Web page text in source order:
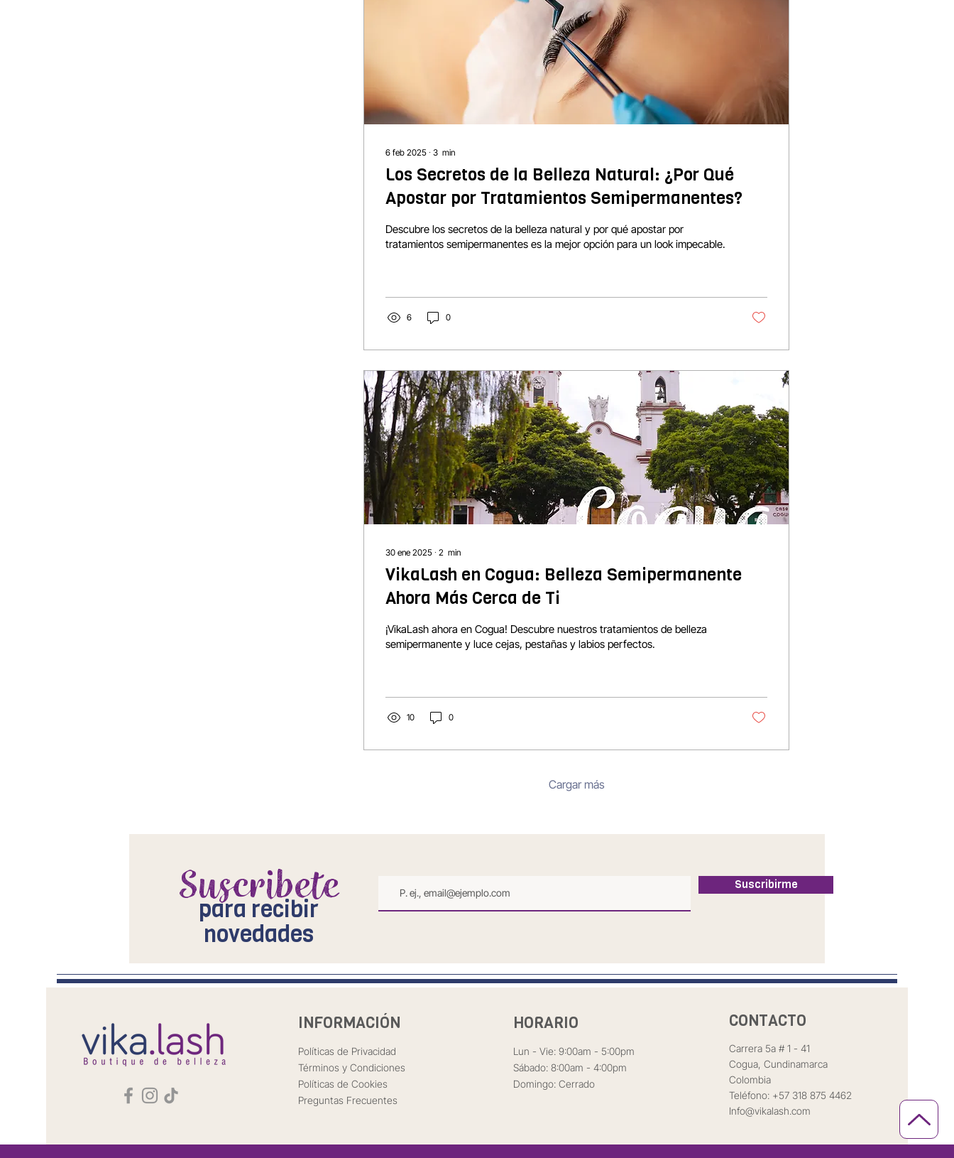
6 feb 2025 ∙ 3 min
Los Secretos de la Belleza Natural: ¿Por Qué
Apostar por Tratamientos Semipermanentes?
Descubre los secretos de la belleza natural y por qué apostar por
tratamientos semipermanentes es la mejor opción para un look impecable.
6 0
30 ene 2025 ∙ 2 min
VikaLash en Cogua: Belleza Semipermanente
Ahora Más Cerca de Ti
¡VikaLash ahora en Cogua! Descubre nuestros tratamientos de belleza
semipermanente y luce cejas, pestañas y labios perfectos.
10 0
Cargar más
Suscribete
para recibir
novedades
Suscribirme
INFORMACIÓN
Políticas de Privacidad
Términos y Condiciones
Políticas de Cookies
Preguntas Frecuentes
HORARIO
Lun - Vie: 9:00am - 5:00pm
Sábado: 8:00am - 4:00pm
Domingo: Cerrado
CONTACTO
Carrera 5a # 1 - 41
Cogua, Cundinamarca
Colombia
Teléfono: +57 318 875 4462
Info@vikalash.com